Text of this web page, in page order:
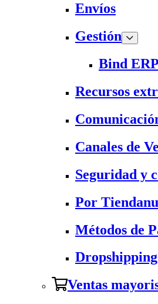
Envíos
Gestión
Bind ERP
Recursos
Canales de
Seguridad y
Por
Métodos de
Dropshipping
Ventas